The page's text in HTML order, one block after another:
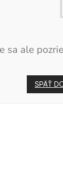
sa ale
SPÄŤ